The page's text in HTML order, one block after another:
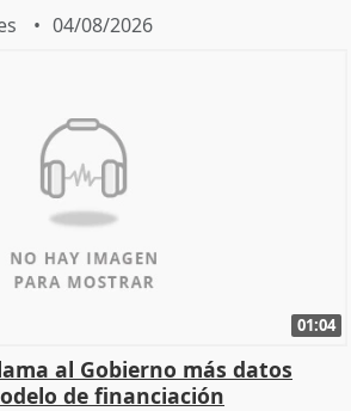
04/08/2026
01:04
al Gobierno más datos
de financiación